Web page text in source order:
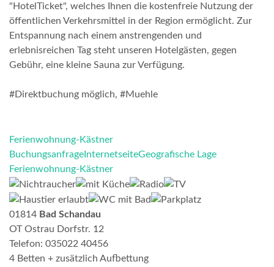
"HotelTicket", welches Ihnen die kostenfreie Nutzung der
öffentlichen Verkehrsmittel in der Region ermöglicht. Zur
Entspannung nach einem anstrengenden und
erlebnisreichen Tag steht unseren Hotelgästen, gegen
Gebühr, eine kleine Sauna zur Verfügung.
#Direktbuchung möglich, #Muehle
Ferienwohnung-Kästner
Buchungsanfrage InternetseiteGeografische Lage
Ferienwohnung-Kästner
01814 Bad Schandau
OT Ostrau Dorfstr. 12
Telefon: 035022 40456
4 Betten + zusätzlich Aufbettung